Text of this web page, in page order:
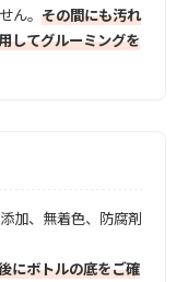
ん。 その間にも汚れ
してグルーミングを
加、無着色、防腐剤
にボトルの底をご確